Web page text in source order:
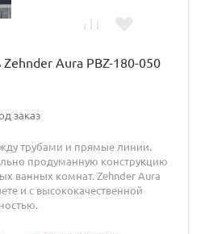
Aura PBZ-180-050
заказ
трубами и прямые линии.
продуманную конструкцию
ванных комнат. Zehnder Aura
и с высококачественной